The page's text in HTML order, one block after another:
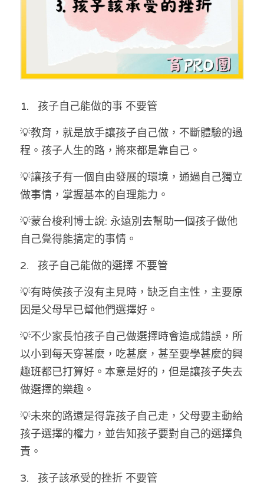
1.   孩子自己能做的事 不要管
💡教育，就是放手讓孩子自己做，不斷體驗的過
程。孩子人生的路，將來都是靠自己。
💡讓孩子有一個自由發展的環境，通過自己獨立
做事情，掌握基本的自理能力。
💡蒙台梭利博士說: 永遠別去幫助一個孩子做他
自己覺得能搞定的事情。
2.   孩子自己能做的選擇 不要管
💡有時侯孩子沒有主見時，缺乏自主性，主要原
因是父母早已幫他們選擇好。
💡不少家長怕孩子自己做選擇時會造成錯誤，所
以小到每天穿甚麼，吃甚麼，甚至要學甚麼的興
趣班都已打算好。本意是好的，但是讓孩子失去
做選擇的樂趣。
💡未來的路還是得靠孩子自己走，父母要主動給
孩子選擇的權力，並告知孩子要對自己的選擇負
責。
3.   孩子該承受的挫折 不要管